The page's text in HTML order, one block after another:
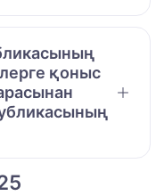
қоныс